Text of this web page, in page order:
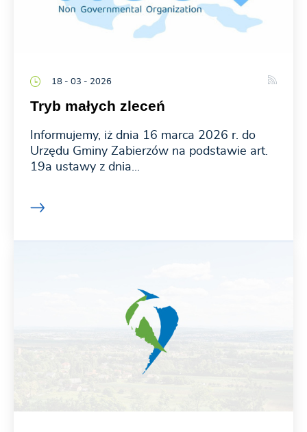
18 - 03 - 2026
Tryb małych zleceń
Informujemy, iż dnia 16 marca 2026 r. do
Urzędu Gminy Zabierzów na podstawie art.
19a ustawy z dnia...